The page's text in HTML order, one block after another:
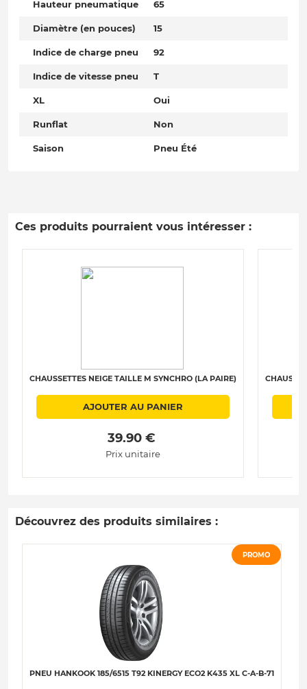
Hauteur pneumatique 65
Diamètre (en pouces) 15
Indice de charge pneu 92
Indice de vitesse pneu T
XL Oui
Runflat Non
Saison Pneu Été
Ces produits pourraient vous intéresser :
CHAUSSETTES NEIGE TAILLE M SYNCHRO (LA PAIRE)
AJOUTER AU PANIER
39.90 €
Prix unitaire
Découvrez des produits similaires :
PROMO
PNEU HANKOOK 185/6515 T92 KINERGY ECO2 K435 XL C-A-B-71